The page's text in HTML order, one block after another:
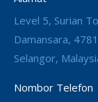
Level 5, Surian
Damansara,
Selangor,
Nombor Telefon